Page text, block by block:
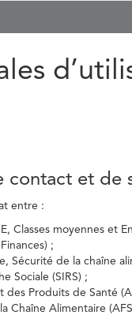
contact et de
entre :
Classes moyennes et
;
Sécurité de la chaîne
Sociale (SIRS) ;
des Produits de Santé
Chaîne Alimentaire